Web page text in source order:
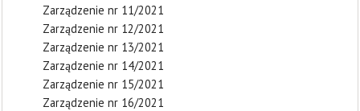
Zarządzenie nr 11/2021
Zarządzenie nr 12/2021
Zarządzenie nr 13/2021
Zarządzenie nr 14/2021
Zarządzenie nr 15/2021
Zarządzenie nr 16/2021